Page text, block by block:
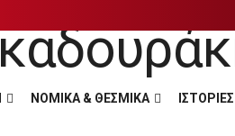
ΝΟΜΙΚΑ & ΘΕΣΜΙΚΑ